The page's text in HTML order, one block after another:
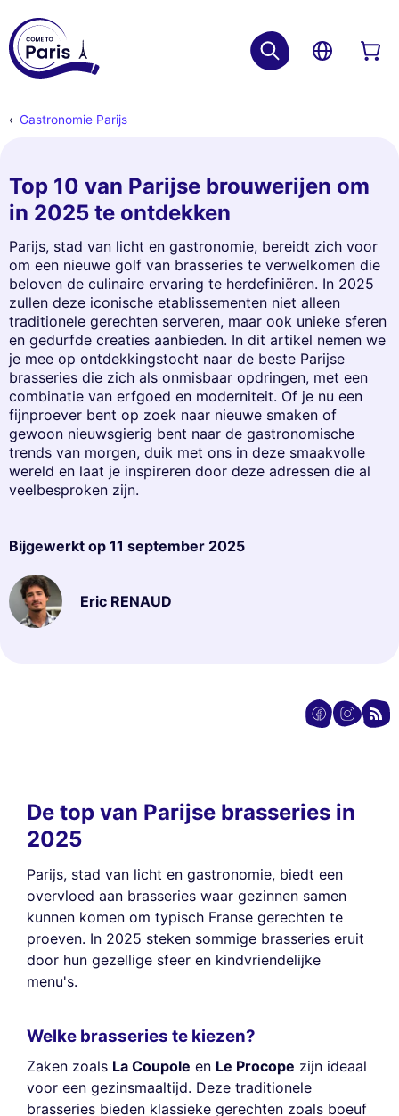
Gastronomie Parijs
Top 10 van Parijse brouwerijen om
in 2025 te ontdekken
Parijs, stad van licht en gastronomie, bereidt zich voor
om een nieuwe golf van brasseries te verwelkomen die
beloven de culinaire ervaring te herdefiniëren. In 2025
zullen deze iconische etablissementen niet alleen
traditionele gerechten serveren, maar ook unieke sferen
en gedurfde creaties aanbieden. In dit artikel nemen we
je mee op ontdekkingstocht naar de beste Parijse
brasseries die zich als onmisbaar opdringen, met een
combinatie van erfgoed en moderniteit. Of je nu een
fijnproever bent op zoek naar nieuwe smaken of
gewoon nieuwsgierig bent naar de gastronomische
trends van morgen, duik met ons in deze smaakvolle
wereld en laat je inspireren door deze adressen die al
veelbesproken zijn.
Bijgewerkt op 11 september 2025
Eric RENAUD
De top van Parijse brasseries in
2025
Parijs, stad van licht en gastronomie, biedt een
overvloed aan brasseries waar gezinnen samen
kunnen komen om typisch Franse gerechten te
proeven. In 2025 steken sommige brasseries eruit
door hun gezellige sfeer en kindvriendelijke
menu's.
Welke brasseries te kiezen?
Zaken zoals La Coupole en Le Procope zijn ideaal
voor een gezinsmaaltijd. Deze traditionele
brasseries bieden klassieke gerechten zoals boeuf